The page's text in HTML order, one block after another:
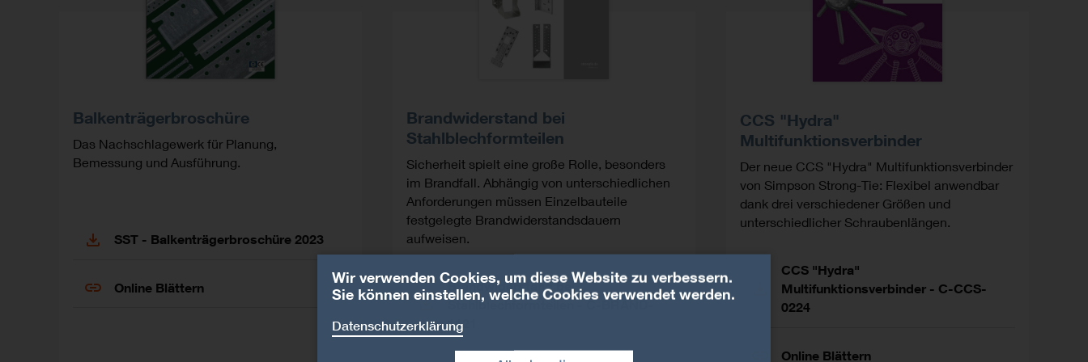
Balkenträgerbroschüre
Das Nachschlagewerk für Planung,
Bemessung und Ausführung.
SST - Balkenträgerbroschüre 2023
Online Blättern
Brandwiderstand bei
Stahlblechformteilen
Sicherheit spielt eine große Rolle, besonders
im Brandfall. Abhängig von unterschiedlichen
Anforderungen müssen Einzelbauteile
festgelegte Brandwiderstandsdauern
aufweisen.
Brandwiderstand bei
Stahlblechformteilen - C-BRAND-
1121
CCS "Hydra"
Multifunktionsverbinder
Der neue CCS "Hydra" Multifunktionsverbinder
von Simpson Strong-Tie: Flexibel anwendbar
dank drei verschiedener Größen und
unterschiedlicher Schraubenlängen.
CCS "Hydra"
Multifunktionsverbinder - C-CCS-
0224
Online Blättern
Wir verwenden Cookies, um diese Website zu verbessern.
Sie können einstellen, welche Cookies verwendet werden.
Datenschutzerklärung